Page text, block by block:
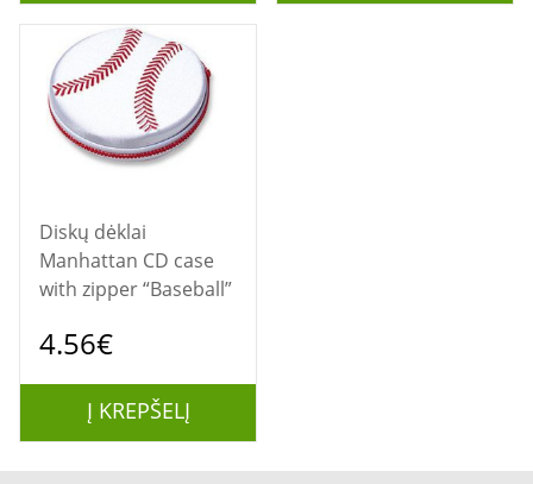
Diskų dėklai
Manhattan CD case
with zipper “Baseball”
4.56€
Į KREPŠELĮ